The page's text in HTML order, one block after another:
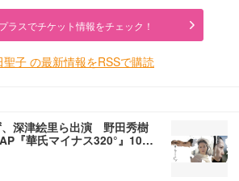
ラスでチケット情報をチェック！
聖子 の最新情報をRSSで購読
深津絵里ら出演 野田秀樹
『華氏マイナス320°』10…